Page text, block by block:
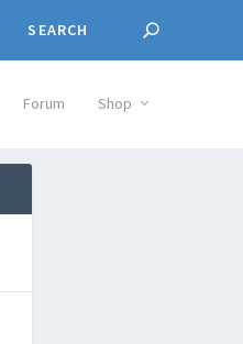
Forum Shop